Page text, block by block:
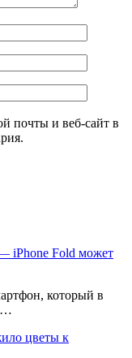
почты и веб-сайт в
iPhone Fold может
который в
цветы к